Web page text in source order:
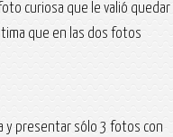
curiosa que le valió quedar
que en las dos fotos
y presentar sólo 3 fotos con